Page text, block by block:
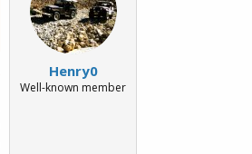
Henry0
Well-known member